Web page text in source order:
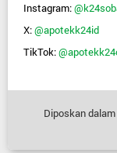
Instagram:
X:@apotekk24id
TikTok:
Diposkan